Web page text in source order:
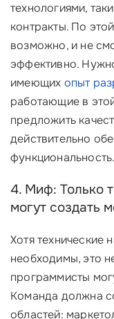
технологиями,
контракты. По
возможно, и не
эффективно.
имеющих опыт
работающие в
предложить
действительно
функциональность.
4. Миф: Только
могут создать
Хотя технические
необходимы, это
программисты
Команда должна
областей: